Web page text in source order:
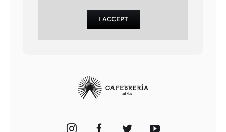
I ACCEPT